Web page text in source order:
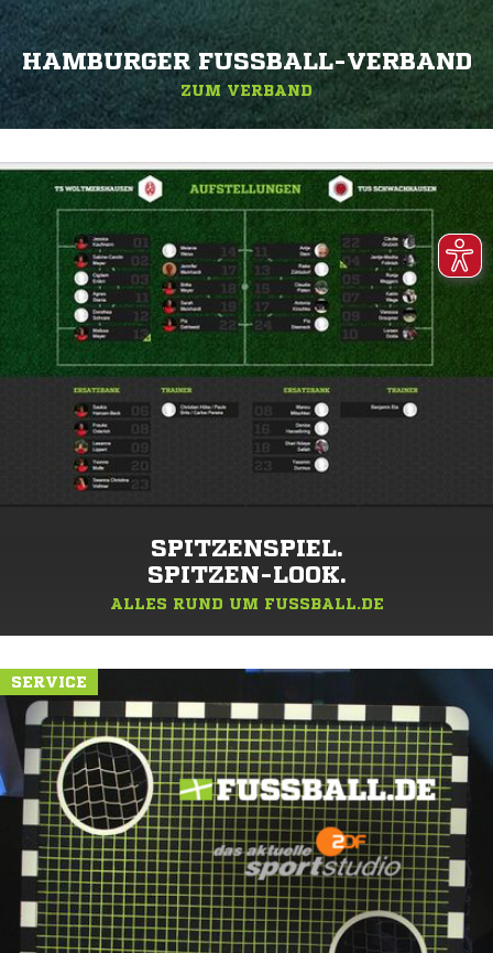
HAMBURGER FUSSBALL-VERBAND
ZUM VERBAND
SPITZENSPIEL.
SPITZEN-LOOK.
ALLES RUND UM FUSSBALL.DE
SERVICE